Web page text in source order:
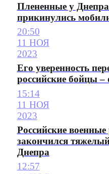
Плененные у
прикинулись
20:50
11 НОЯ
2023
Его уверенность
российские бойцы –
15:14
11 НОЯ
2023
Российские
закончился
Днепра
12:57